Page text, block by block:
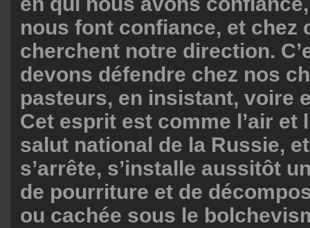
nous font confiance, et chez
cherchent notre direction.
devons défendre chez nos
pasteurs, en insistant, voire
Cet esprit est comme l’air et
salut national de la Russie,
s’arrête, s’installe aussitôt
de pourriture et de
ou cachée sous le